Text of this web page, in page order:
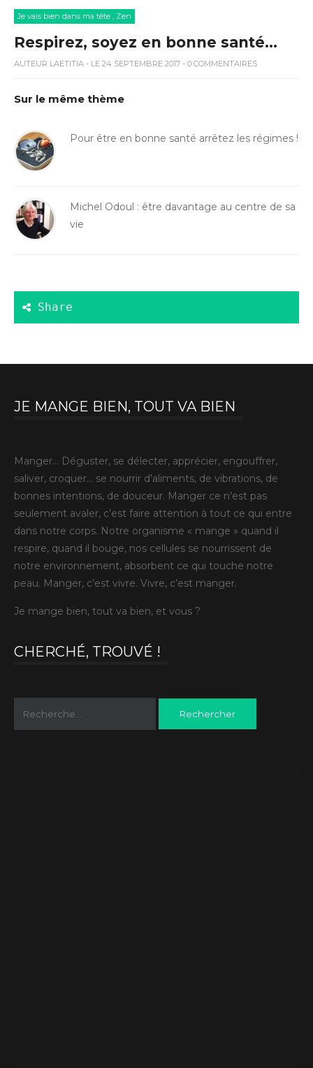
Je vais bien dans ma tête Zen
Respirez, soyez en bonne santé…
AUTEUR LAETITIA - LE 24 SEPTEMBRE 2017 - 0 COMMENTAIRES
Sur le même thème
Pour être en bonne santé arrêtez les régimes !
Michel Odoul : être davantage au centre de sa
vie
JE MANGE BIEN, TOUT VA BIEN
Manger… Déguster, se délecter, apprécier, engouffrer,
saliver, croquer… se nourrir d’aliments, de vibrations, de
bonnes intentions, de douceur. Manger ce n’est pas
seulement avaler, c’est faire attention à tout ce qui entre
dans notre corps. Notre organisme « mange » quand il
respire, quand il bouge, nos cellules se nourrissent de
notre environnement, absorbent ce qui touche notre
peau. Manger, c’est vivre. Vivre, c’est manger.
Je mange bien, tout va bien, et vous ?
CHERCHÉ, TROUVÉ !